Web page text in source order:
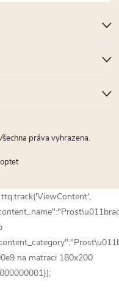
práva vyhrazena.
na matraci 180x200